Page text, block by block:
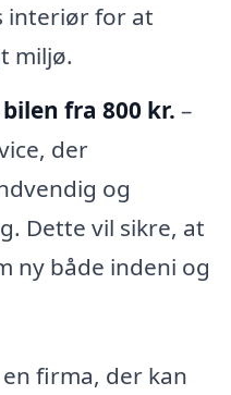
interiør for at
miljø.
fra 800 kr. –
der
og
Dette vil sikre, at
ny både indeni og
firma, der kan